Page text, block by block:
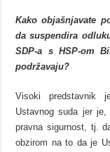
Kako objašnjavate
da suspendira
SDP-a s HSP-om
podržavaju?
Visoki predstavnik
Ustavnog suda jer
pravna sigurnost, tj.
obzirom na to da je